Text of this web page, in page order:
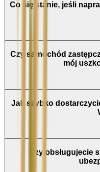
Co się stanie, jeśli
Czy samochód
mój
Jak szybko
Czy obsługujecie